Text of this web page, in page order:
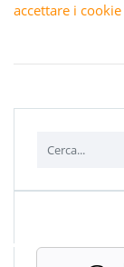
accettare i cookie